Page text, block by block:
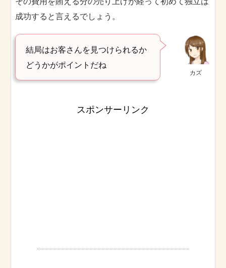
成功すると言えるでしょう。
カズ
結局はお客さんを見つけられるか
どうかがポイントだね
スポンサーリンク